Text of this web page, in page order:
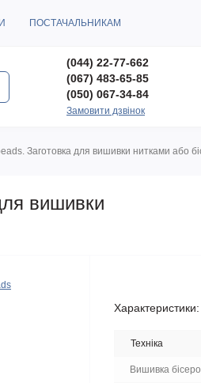
ПОСТАЧАЛЬНИКАМ
(044) 22-77-662
(067) 483-65-85
(050) 067-34-84
Замовити дзвінок
Заготовка для вишивки нитками або
вишивки
Характеристики:
Техніка
Вишивка